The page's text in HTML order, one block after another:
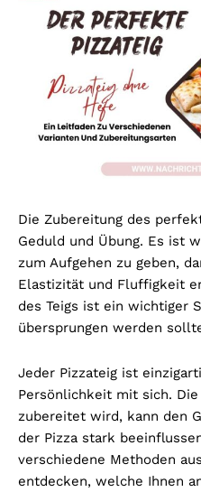
Die Zubereitung des
Geduld und Übung. Es ist
zum Aufgehen zu geben,
Elastizität und Fluffigkeit
des Teigs ist ein wichtiger
übersprungen werden
Jeder Pizzateig ist
Persönlichkeit mit sich.
zubereitet wird, kann den
der Pizza stark
verschiedene Methoden
entdecken, welche Ihnen